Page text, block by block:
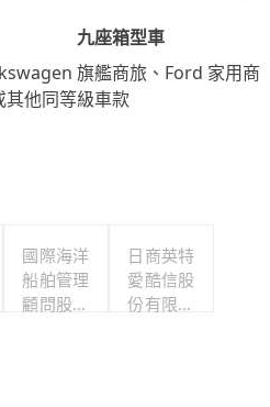
九座箱型車
旗艦商旅、Ford 家用商
其他同等級車款
國際海洋
船舶管理
顧問股份
日商英特
愛酷信股
份有限公